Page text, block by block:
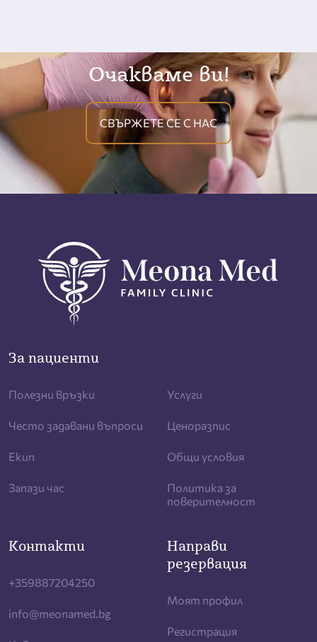
Очакваме ви!
СВЪРЖЕТЕ СЕ С НАС
За пациенти
Полезни връзки
Често задавани въпроси
Екип
Запази час
Услуги
Ценоразпис
Общи условия
Политика за
поверителност
Контакти
+359887204250
info@meonamed.bg
Направи
резервация
Моят профил
Регистрация